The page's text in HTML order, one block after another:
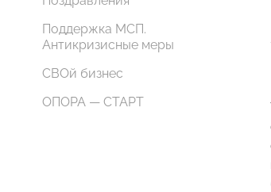
Поддержка МСП.
Антикризисные меры
СВОй бизнес
ОПОРА — СТАРТ